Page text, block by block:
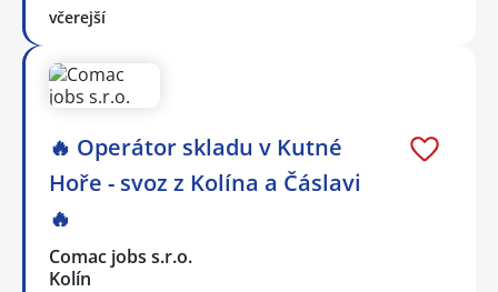
včerejší
🔥 Operátor skladu v Kutné
Hoře - svoz z Kolína a Čáslavi
🔥
Comac jobs s.r.o.
Kolín